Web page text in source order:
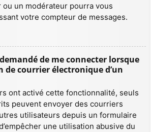
un modérateur pourra vous
votre compteur de messages.
de me connecter lorsque
de courrier électronique d’un
ont activé cette fonctionnalité, seuls
peuvent envoyer des courriers
utilisateurs depuis un formulaire
une utilisation abusive du